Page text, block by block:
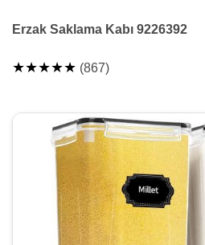
Erzak Saklama Kabı 9226392
★★★★★ (867)